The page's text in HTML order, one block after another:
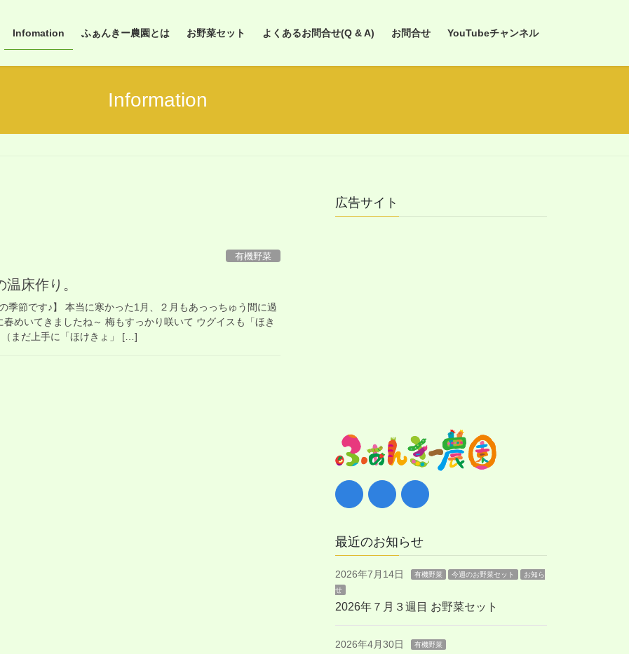
Infomation ふぁんきー農園とは お野菜セット よくあるお問合せ(Q & A) お問合せ YouTubeチャンネル
Information
有機野菜
床作り。
季節です♪】 本当に寒かった1月、２月もあっっちゅう間に過
めいてきましたね～ 梅もすっかり咲いて ウグイスも「ほき
（まだ上手に「ほけきょ」 […]
広告サイト
最近のお知らせ
2026年7月14日 有機野菜 今週のお野菜セット
お知ら
せ
2026年７月３週目 お野菜セット
2026年4月30日 有機野菜